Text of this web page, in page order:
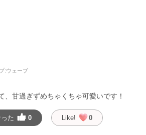
:ウェーブ
甘過ぎずめちゃくちゃ可愛いです！
た 0 Like! 0